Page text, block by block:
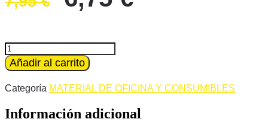
precio
era:
7,95 €.
ETIQUETAS
ADHESIVAS
-
-
X
Añadir al carrito
Categoría MATERIAL DE OFICINA Y CONSUMIBLES
Información adicional